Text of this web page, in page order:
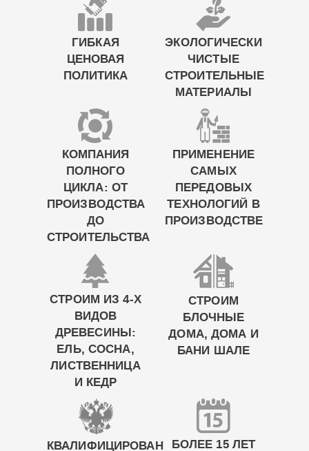
ГИБКАЯ
ЦЕНОВАЯ
ПОЛИТИКА
ЭКОЛОГИЧЕСКИ
ЧИСТЫЕ
СТРОИТЕЛЬНЫЕ
МАТЕРИАЛЫ
КОМПАНИЯ
ПОЛНОГО
ЦИКЛА: ОТ
ПРОИЗВОДСТВА
ДО
СТРОИТЕЛЬСТВА
ПРИМЕНЕНИЕ
САМЫХ
ПЕРЕДОВЫХ
ТЕХНОЛОГИЙ В
ПРОИЗВОДСТВЕ
СТРОИМ ИЗ 4-Х
ВИДОВ
ДРЕВЕСИНЫ:
ЕЛЬ, СОСНА,
ЛИСТВЕННИЦА
И КЕДР
СТРОИМ
БЛОЧНЫЕ
ДОМА, ДОМА И
БАНИ ШАЛЕ
КВАЛИФИЦИРОВАН БОЛЕЕ 15 ЛЕТ